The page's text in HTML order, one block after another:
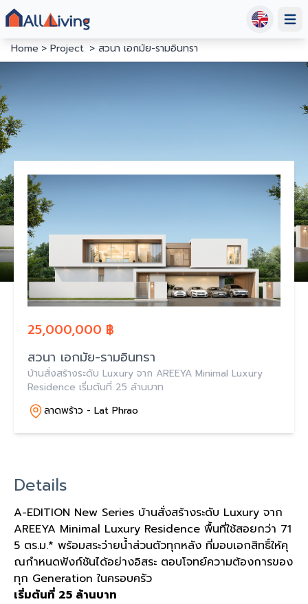
Home
Project สวนา เอกมัย-รามอินทรา
25,000,000 ฿
สวนา เอกมัย-รามอินทรา
บ้านสั่งสร้างระดับ Luxury จาก AREEYA Minimal Luxury
Residence เริ่มต้นที่ 25 ล้านบาท
ลาดพร้าว - Lat Phrao
Details
A-EDITION New Series บ้านสั่งสร้างระดับ Luxury จาก
AREEYA Minimal Luxury Residence พื้นที่ใช้สอยกว่า 71
5 ตร.ม.* พร้อมสระว่ายน้ำส่วนตัวทุกหลัง ที่มอบเอกสิทธิ์ให้คุ
ณกำหนดฟังก์ชันได้อย่างอิสระ ตอบโจทย์ความต้องการของ
ทุก Generation ในครอบครัว
เริ่มต้นที่ 25 ล้านบาท